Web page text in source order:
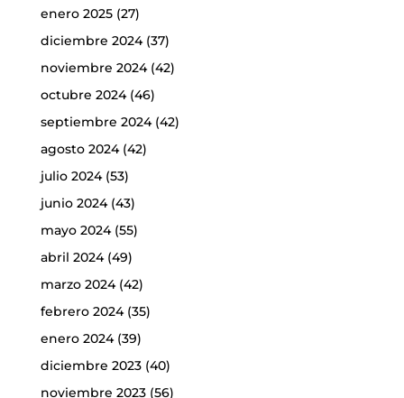
enero 2025(27)
diciembre 2024(37)
noviembre 2024(42)
octubre 2024(46)
septiembre 2024(42)
agosto 2024(42)
julio 2024(53)
junio 2024(43)
mayo 2024(55)
abril 2024(49)
marzo 2024(42)
febrero 2024(35)
enero 2024(39)
diciembre 2023(40)
noviembre 2023(56)